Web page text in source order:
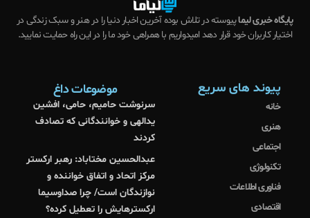
پایگاه خبری لیماپیوسته در تلاش بوده آخرین اخبار دنیا را در هنر و سبک زندگی در
اختیار کاربران خود قرار دهد امیدواریم با همراهی خود ما را در این راه حمایت نمایید.
پیوند های سریع
خانه
هنری
اجتماعی
تکنولوژی
فناوری اطلاعات
اقتصادی
موضوعات داغ
سرنوشت حامیم، حامی، افشین
یدالهی و خوانندگانی که تصادف
کردند
عبدالحسین مختاباد: رهبر ارکستر
مرکز اتحاد و اتفاق خواننده و
نوازندگان است/ چرا صداوسیما
ارکسترهایش را تعطیل کرده؟